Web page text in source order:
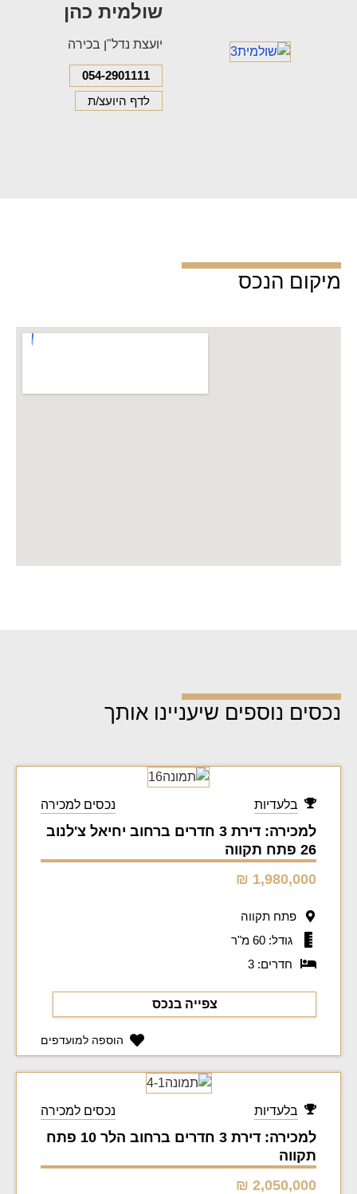
שולמית כהן
יועצת נדל"ן בכירה
054-2901111
לדף היועצ/ת
מיקום הנכס
נכסים נוספים שיעניינו אותך
בלעדיות נכסים למכירה
למכירה: דירת 3 חדרים ברחוב יחיאל צ'לנוב
26 פתח תקווה
1,980,000 ₪
פתח תקווה
גודל: 60 מ"ר
חדרים: 3
צפייה בנכס
הוספה למועדפים
בלעדיות נכסים למכירה
למכירה: דירת 3 חדרים ברחוב הלר 10 פתח
תקווה
2,050,000 ₪